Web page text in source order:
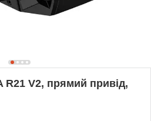
R21 V2, прямий привід,